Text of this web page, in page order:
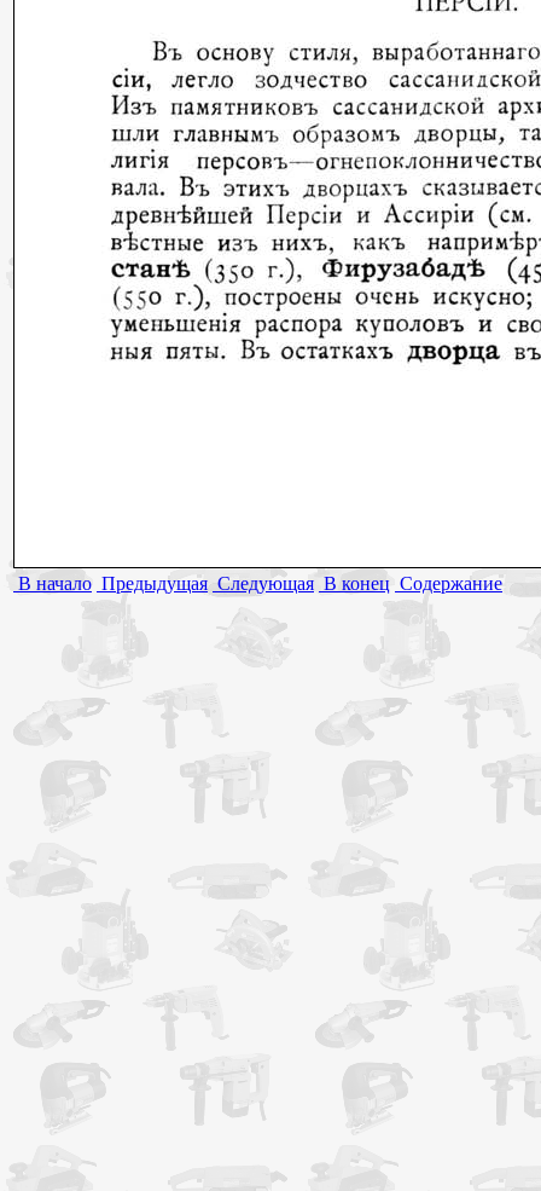
В начало Предыдущая Следующая В конец Содержание